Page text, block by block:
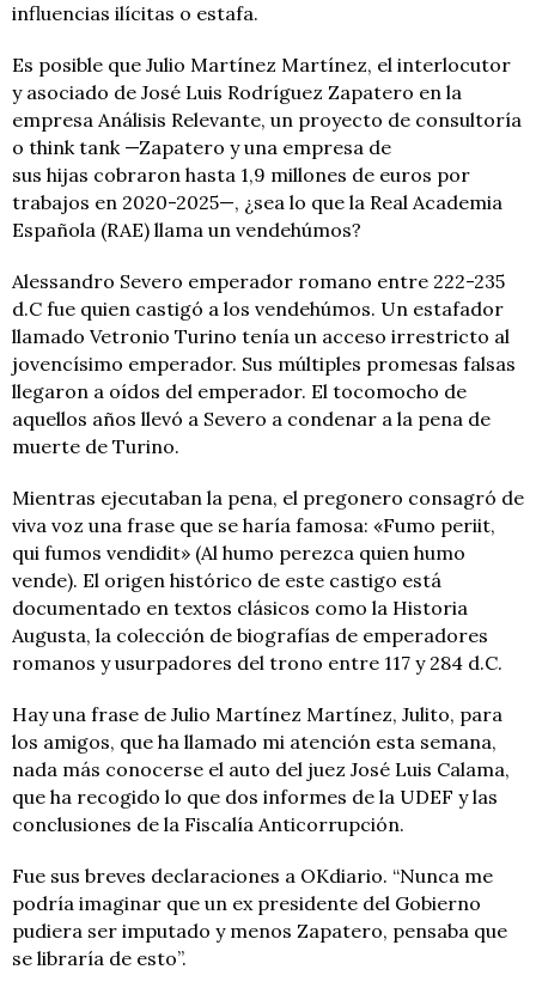
influencias ilícitas o estafa.
Es posible que Julio Martínez Martínez, el interlocutor
y asociado de José Luis Rodríguez Zapatero en la
empresa Análisis Relevante, un proyecto de consultoría
o think tank —Zapatero y una empresa de
sus hijas cobraron hasta 1,9 millones de euros por
trabajos en 2020-2025—, ¿sea lo que la Real Academia
Española (RAE) llama un vendehúmos?
Alessandro Severo emperador romano entre 222-235
d.C fue quien castigó a los vendehúmos. Un estafador
llamado Vetronio Turino tenía un acceso irrestricto al
jovencísimo emperador. Sus múltiples promesas falsas
llegaron a oídos del emperador. El tocomocho de
aquellos años llevó a Severo a condenar a la pena de
muerte de Turino.
Mientras ejecutaban la pena, el pregonero consagró de
viva voz una frase que se haría famosa: «Fumo periit,
qui fumos vendidit» (Al humo perezca quien humo
vende). El origen histórico de este castigo está
documentado en textos clásicos como la Historia
Augusta, la colección de biografías de emperadores
romanos y usurpadores del trono entre 117 y 284 d.C.
Hay una frase de Julio Martínez Martínez, Julito, para
los amigos, que ha llamado mi atención esta semana,
nada más conocerse el auto del juez José Luis Calama,
que ha recogido lo que dos informes de la UDEF y las
conclusiones de la Fiscalía Anticorrupción.
Fue sus breves declaraciones a OKdiario. “Nunca me
podría imaginar que un ex presidente del Gobierno
pudiera ser imputado y menos Zapatero, pensaba que
se libraría de esto”.